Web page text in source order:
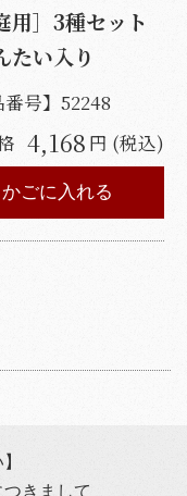
用］3種セット
たい入り
番号】52248
4,168 円 (税込)
かごに入れる
きまして